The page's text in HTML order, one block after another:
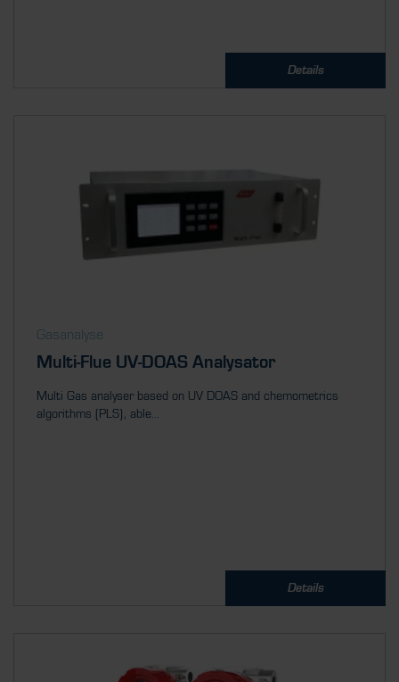
Details
Gasanalyse
Multi-Flue UV-DOAS Analysator
Multi Gas analyser based on UV DOAS and chemometrics
algorithms (PLS), able...
Details